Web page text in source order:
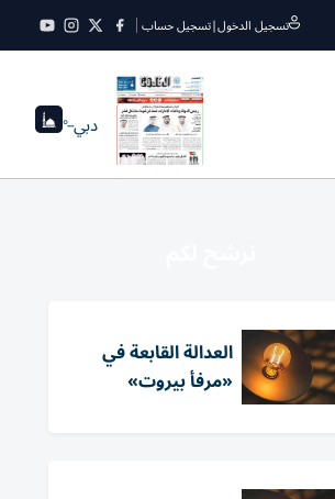
تسجيل الدخول|تسجيل حساب
دبي--°
العدالة القابعة في
«مرفأ بيروت»